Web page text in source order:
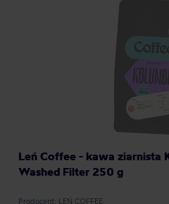
Leń Coffee - kawa ziarnista
Washed Filter 250 g
Producent: LEŃ COFFEE